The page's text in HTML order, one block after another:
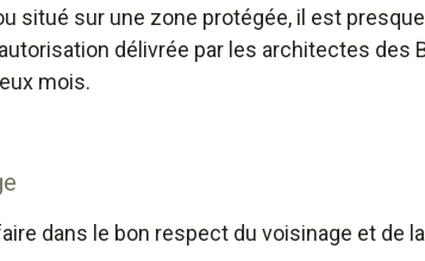
situé sur une zone protégée, il est
délivrée par les architectes des
mois.
dans le bon respect du voisinage et de